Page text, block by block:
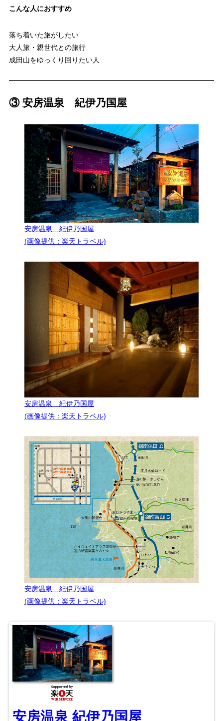
こんな人におすすめ
落ち着いた旅がしたい
大人旅・親世代との旅行
成田山をゆっくり回りたい人
③ 安房温泉 紀伊乃国屋
安房温泉 紀伊乃国屋
(画像提供：楽天トラベル)
安房温泉 紀伊乃国屋
(画像提供：楽天トラベル)
安房温泉 紀伊乃国屋
(画像提供：楽天トラベル)
安房温泉 紀伊乃国屋